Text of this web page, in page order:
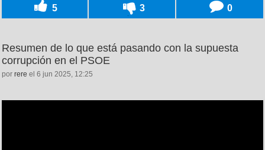
5 3 0
Resumen de lo que está pasando con la supuesta
corrupción en el PSOE
por rere el 6 jun 2025, 12:25